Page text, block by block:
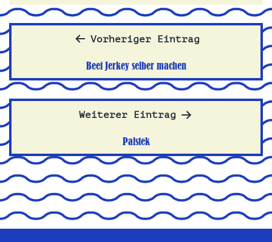
Beitragsnavigation
Vorheriger Eintrag
Beef Jerkey selber machen
Weiterer Eintrag
Palstek